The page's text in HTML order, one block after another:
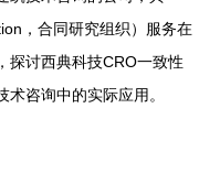
，合同研究组织）服务在
探讨西典科技CRO一致性
咨询中的实际应用。